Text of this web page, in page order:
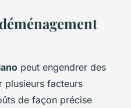
peut engendrer des
plusieurs facteurs
de façon précise